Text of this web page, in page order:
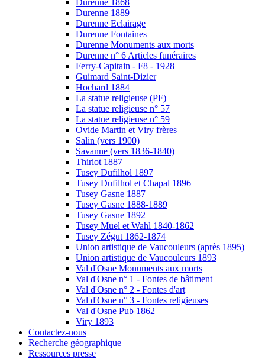
Durenne 1889
Durenne Eclairage
Durenne Fontaines
Durenne Monuments aux morts
Durenne n° 6 Articles funéraires
Ferry-Capitain - F8 - 1928
Guimard Saint-Dizier
Hochard 1884
La statue religieuse (PF)
La statue religieuse n° 57
La statue religieuse n° 59
Ovide Martin et Viry frères
Salin (vers 1900)
Savanne (vers 1836-1840)
Thiriot 1887
Tusey Dufilhol 1897
Tusey Dufilhol et Chapal 1896
Tusey Gasne 1887
Tusey Gasne 1888-1889
Tusey Gasne 1892
Tusey Muel et Wahl 1840-1862
Tusey Zégut 1862-1874
Union artistique de Vaucouleurs (après 1895)
Union artistique de Vaucouleurs 1893
Val d'Osne Monuments aux morts
Val d'Osne n° 1 - Fontes de bâtiment
Val d'Osne n° 2 - Fontes d'art
Val d'Osne n° 3 - Fontes religieuses
Val d'Osne Pub 1862
Viry 1893
Contactez-nous
Recherche géographique
Ressources presse